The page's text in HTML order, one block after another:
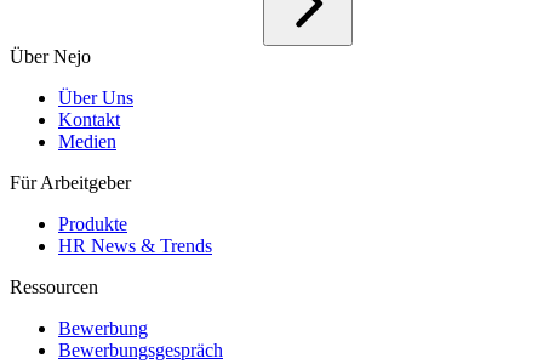
Über Nejo
Über Uns
Kontakt
Medien
Für Arbeitgeber
Produkte
HR News & Trends
Ressourcen
Bewerbung
Bewerbungsgespräch